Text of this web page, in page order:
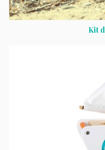
Kit